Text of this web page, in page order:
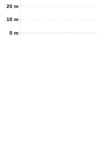
0 m
10 m
20 m